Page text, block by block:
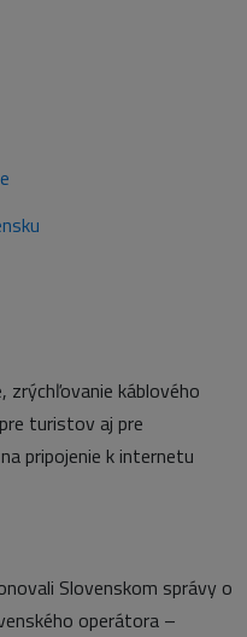
zrýchľovanie káblového
turistov aj pre
pripojenie k internetu
Slovenskom správy o
operátora –